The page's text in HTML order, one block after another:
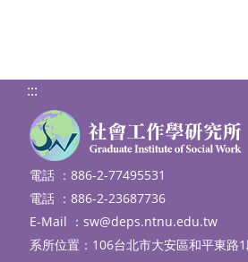
:::
電話 ：886-2-77495531
電話 ：886-2-23687736
E-Mail ： sw@deps.ntnu.edu.tw
系所位置：106台北市大安區和平東路